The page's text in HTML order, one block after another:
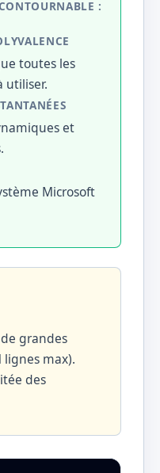
:
toutes les
utiliser.
et
Microsoft
grandes
max).
des